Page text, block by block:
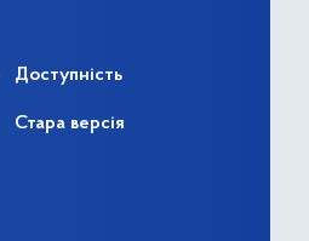
Доступність
Стара версія